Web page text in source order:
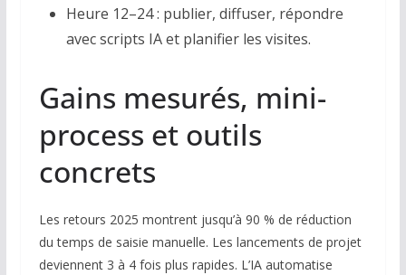
Heure 12–24 : publier, diffuser, répondre
avec scripts IA et planifier les visites.
Gains mesurés, mini-
process et outils
concrets
Les retours 2025 montrent jusqu’à 90 % de réduction
du temps de saisie manuelle. Les lancements de projet
deviennent 3 à 4 fois plus rapides. L’IA automatise